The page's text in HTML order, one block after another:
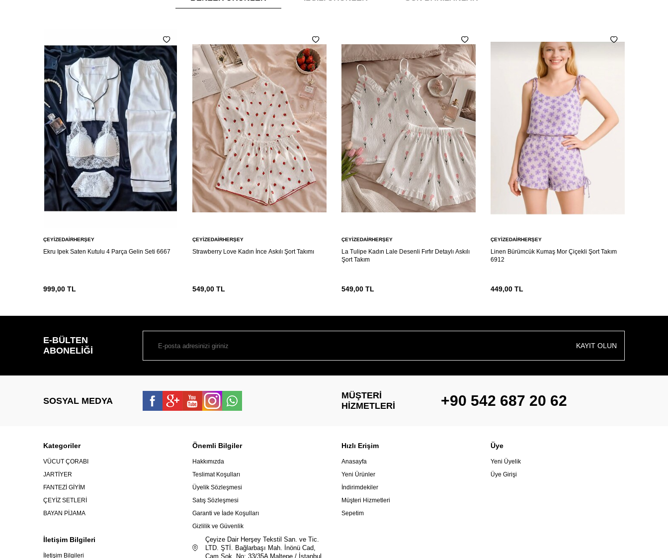
ÇEYIZEDAIRHERŞEY
Ekru Ipek Saten Kutulu 4 Parça Gelin Seti 6667
999,00 TL
ÇEYIZEDAIRHERŞEY
Strawberry Love Kadın İnce Askılı Şort Takımı
549,00 TL
ÇEYIZEDAIRHERŞEY
La Tulipe Kadın Lale Desenli Fırfır Detaylı Askılı
Şort Takım
549,00 TL
ÇEYIZEDAIRHERŞEY
Linen Bürümcük Kumaş Mor Çiçekli Şort Takım
6912
449,00 TL
E-BÜLTEN
ABONELIĞI
KAYIT OLUN
SOSYAL MEDYA
MÜŞTERI
HIZMETLERI
+90 542 687 20 62
Kategoriler
VÜCUT ÇORABI
JARTİYER
FANTEZİ GİYİM
ÇEYİZ SETLERİ
BAYAN PİJAMA
Önemli Bilgiler
Hakkımızda
Teslimat Koşulları
Üyelik Sözleşmesi
Satış Sözleşmesi
Garanti ve İade Koşulları
Gizlilik ve Güvenlik
Hızlı Erişim
Anasayfa
Yeni Ürünler
İndirimdekiler
Müşteri Hizmetleri
Sepetim
Üye
Yeni Üyelik
Üye Girişi
İletişim Bilgileri
İletişim Bilgileri
Çeyize Dair Herşey Tekstil San. ve Tic.
LTD. ŞTİ. Bağlarbaşı Mah. İnönü Cad,
Çam Sok. No: 33/35A Maltepe / İstanbul